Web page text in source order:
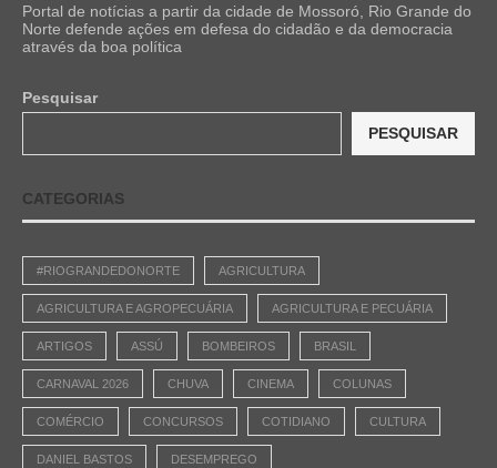
Portal de notícias a partir da cidade de Mossoró, Rio Grande do
Norte defende ações em defesa do cidadão e da democracia
através da boa política
Pesquisar
PESQUISAR
CATEGORIAS
#RIOGRANDEDONORTE AGRICULTURA
AGRICULTURA E AGROPECUÁRIA AGRICULTURA E PECUÁRIA
ARTIGOS ASSÚ BOMBEIROS BRASIL
CARNAVAL 2026 CHUVA CINEMA COLUNAS
COMÉRCIO CONCURSOS COTIDIANO CULTURA
DANIEL BASTOS DESEMPREGO